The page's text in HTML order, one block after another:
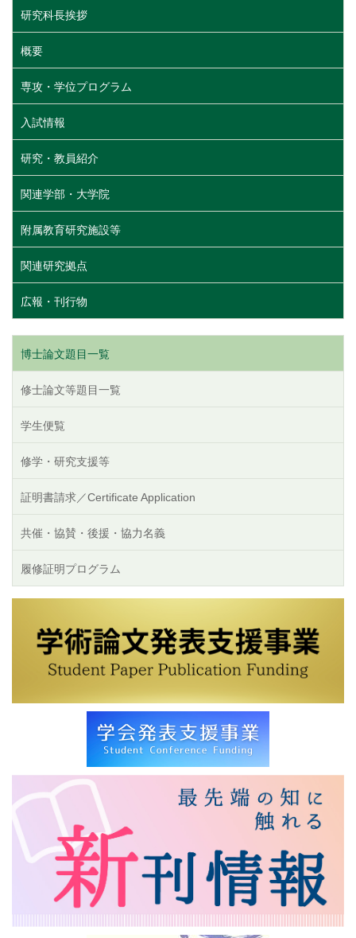
研究科長挨拶
概要
専攻・学位プログラム
入試情報
研究・教員紹介
関連学部・大学院
附属教育研究施設等
関連研究拠点
広報・刊行物
博士論文題目一覧
修士論文等題目一覧
学生便覧
修学・研究支援等
証明書請求／Certificate Application
共催・協賛・後援・協力名義
履修証明プログラム